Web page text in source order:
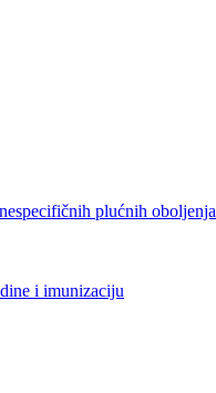
plućnih oboljenja
i imunizaciju